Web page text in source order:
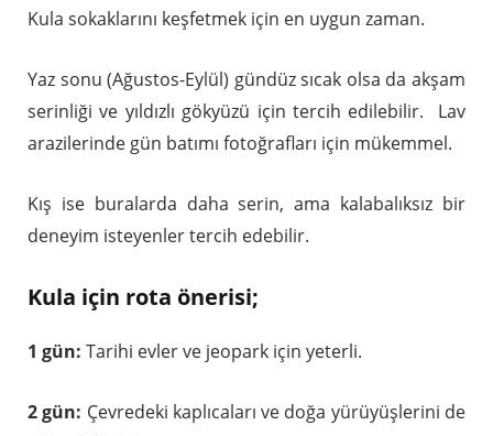
Kula sokaklarını keşfetmek için en uygun zaman.
Yaz sonu (Ağustos-Eylül) gündüz sıcak olsa da akşam
serinliği ve yıldızlı gökyüzü için tercih edilebilir. Lav
arazilerinde gün batımı fotoğrafları için mükemmel.
Kış ise buralarda daha serin, ama kalabalıksız bir
deneyim isteyenler tercih edebilir.
Kula için rota önerisi;
1 gün: Tarihi evler ve jeopark için yeterli.
2 gün: Çevredeki kaplıcaları ve doğa yürüyüşlerini de